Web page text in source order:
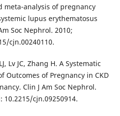
meta-analysis of pregnancy
lupus erythematosus
Soc Nephrol. 2010;
cjn.00240110.
Lv JC, Zhang H. A Systematic
Outcomes of Pregnancy in CKD
Clin J Am Soc Nephrol.
10.2215/cjn.09250914.